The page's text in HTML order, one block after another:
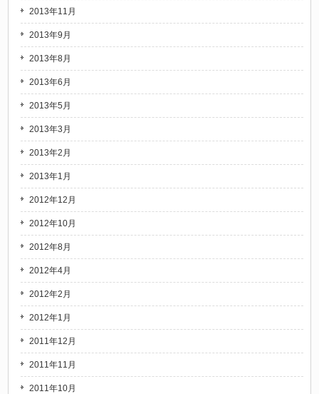
2013年11月
2013年9月
2013年8月
2013年6月
2013年5月
2013年3月
2013年2月
2013年1月
2012年12月
2012年10月
2012年8月
2012年4月
2012年2月
2012年1月
2011年12月
2011年11月
2011年10月